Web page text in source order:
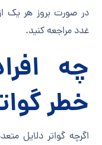
در صورت بروز هر یک
غدد مراجعه کنید.
چه
خطر
اگرچه گواتر دلایل